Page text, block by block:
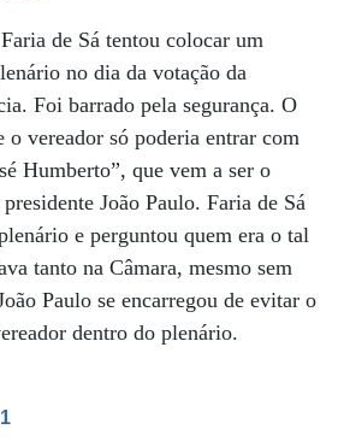
de Sá tentou colocar um
no dia da votação da
Foi barrado pela segurança. O
o vereador só poderia entrar com
Humberto”, que vem a ser o
João Paulo. Faria de Sá
e perguntou quem era o tal
tanto na Câmara, mesmo sem
Paulo se encarregou de evitar o
dentro do plenário.